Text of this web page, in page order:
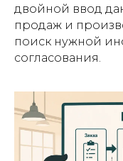
двойной ввод
продаж и
поиск нужной
согласования.